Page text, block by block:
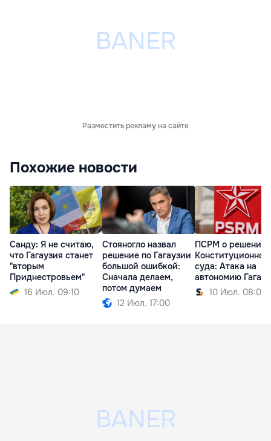
Разместить рекламу на сайте
Похожие новости
Санду: Я не считаю,
что Гагаузия станет
"вторым
Приднестровьем"
16 Июл. 09:10
Стояногло назвал
решение по Гагаузии
большой ошибкой:
Сначала делаем,
потом думаем
12 Июл. 17:00
ПСРМ о решении
суда: Атака на
автономию
10 Июл. 08:09